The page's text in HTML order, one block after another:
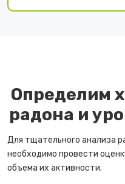
Определим
радона и
Для тщательного анализа
необходимо провести
объема их активности.